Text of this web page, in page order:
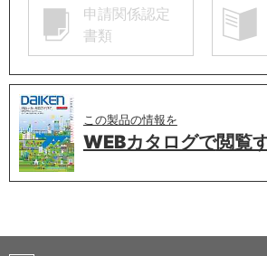
申請関係認定
書類
この製品の情報を
WEBカタログで閲覧